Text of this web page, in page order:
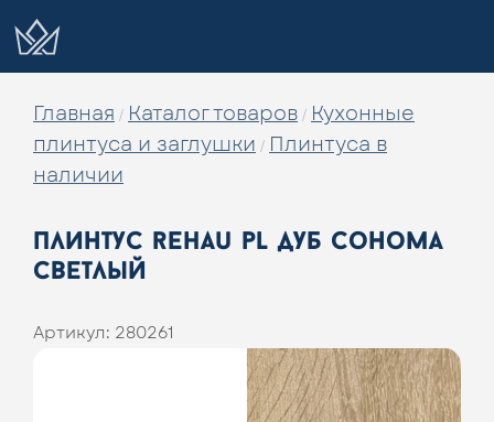
Главная / Каталог товаров / Кухонные
плинтуса и заглушки /
Плинтуса в
наличии
плинтус rehau pl дуб сонома
светлый
Артикул: 280261